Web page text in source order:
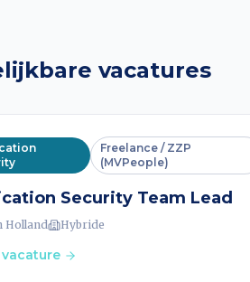
vacatures
Freelance / ZZP
(MVPeople)
Security Team Lead
Holland Hybride